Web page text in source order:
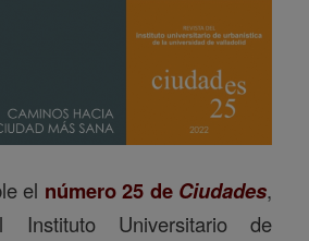
el número 25 de Ciudades,
Universitario de